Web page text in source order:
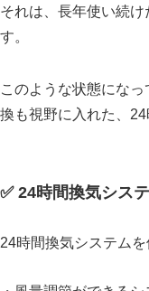
それは、長年使い続
す。
このような状態にな
換も視野に入れた、
✅ 24時間換気シス
24時間換気システム